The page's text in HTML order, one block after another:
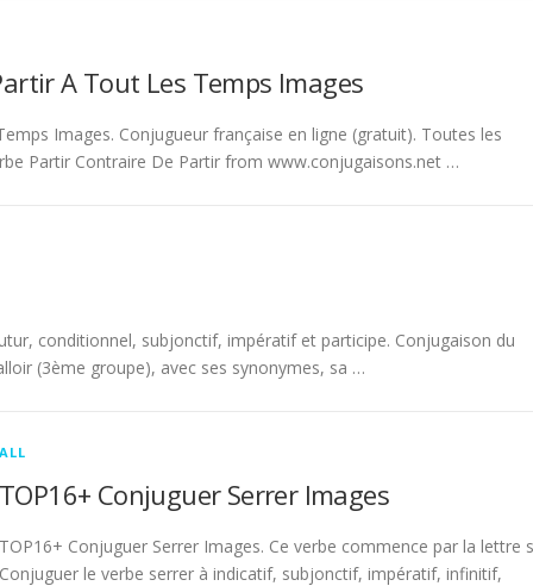
A Tout Les Temps Images
Images. Conjugueur française en ligne (gratuit). Toutes les
Partir Contraire De Partir from www.conjugaisons.net …
conditionnel, subjonctif, impératif et participe. Conjugaison du
(3ème groupe), avec ses synonymes, sa …
ALL
TOP16+ Conjuguer Serrer Images
TOP16+ Conjuguer Serrer Images. Ce verbe commence par la lettre
Conjuguer le verbe serrer à indicatif, subjonctif, impératif, infinitif,